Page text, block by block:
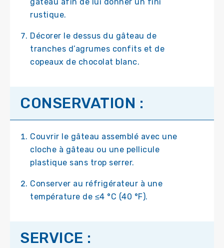
gâteau afin de lui donner un fini
rustique.
Décorer le dessus du gâteau de
tranches d’agrumes confits et de
copeaux de chocolat blanc.
CONSERVATION :
Couvrir le gâteau assemblé avec une
cloche à gâteau ou une pellicule
plastique sans trop serrer.
Conserver au réfrigérateur à une
température de ≤4 °C (40 °F).
SERVICE :